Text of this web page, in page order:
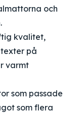
och
kvalitet,
på
varmt
som passade
som flera